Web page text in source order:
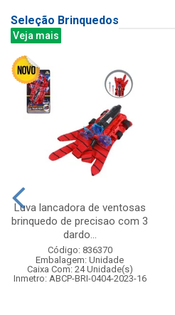
Seleção Brinquedos
Veja mais
Luva lancadora de ventosas
brinquedo de precisao com 3
dardo...
Código: 836370
Embalagem: Unidade
Caixa Com: 24 Unidade(s)
Inmetro: ABCP-BRI-0404-2023-16